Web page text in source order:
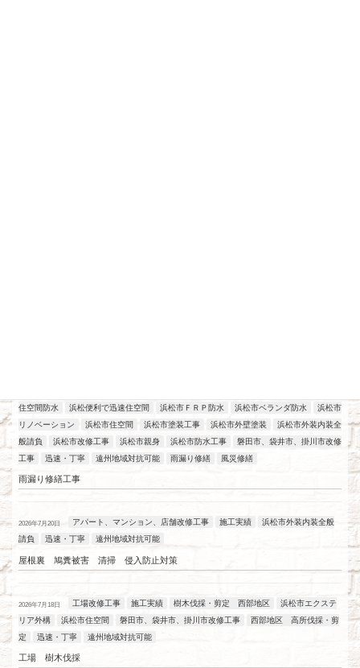
住空間防水
浜松便利で迅速住空間 浜松市ＦＲＰ防水 浜松市ベランダ防水
浜松市
リノベーション
浜松市住空間 浜松市塗装工事 浜松市外壁塗装
浜松市外装内装全
般請負
浜松市改修工事 浜松市親身 浜松市防水工事
磐田市、袋井市、掛川市改修
工事
迅速・丁寧 遠州地域対抗可能 雨漏り修繕 風災修繕
雨漏り修繕工事
2026年7月20日 アパート、マンション、店舗改修工事 施工実績
浜松市外装内装全般
請負
迅速・丁寧 遠州地域対抗可能
屋根裏 鳩糞被害 清掃 侵入防止対策
2026年7月18日 工場改修工事 施工実績 樹木伐採・剪定 西部地区
浜松市エクステ
リア外構
浜松市住空間 磐田市、袋井市、掛川市改修工事
西部地区 高所伐採・剪
定
迅速・丁寧 遠州地域対抗可能
工場 樹木伐採